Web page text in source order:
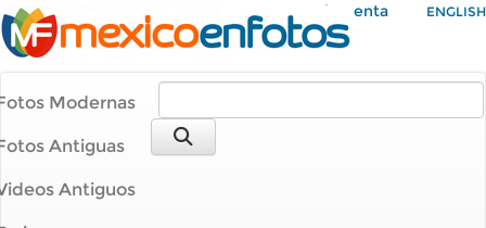
Mi Cuenta ENGLISH
Modernas
Antiguas
Antiguos